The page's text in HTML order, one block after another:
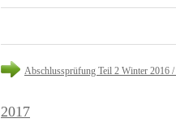
Abschlussprüfung Teil 2 Winter 2016
2017